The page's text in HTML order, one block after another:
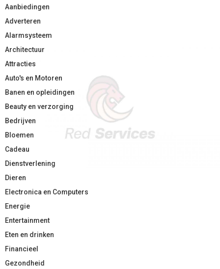
Aanbiedingen
Adverteren
Alarmsysteem
Architectuur
Attracties
Auto's en Motoren
Banen en opleidingen
Beauty en verzorging
Bedrijven
Bloemen
Cadeau
Dienstverlening
Dieren
Electronica en Computers
Energie
Entertainment
Eten en drinken
Financieel
Gezondheid